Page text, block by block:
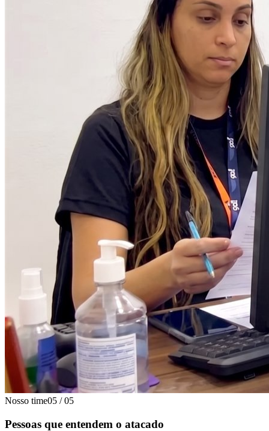
Nosso time05 / 05
Pessoas que entendem o atacado